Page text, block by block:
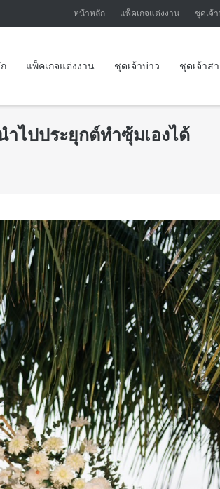
หน้าหลัก แพ็คเกจแต่งงาน ชุดเจ้
แพ็คเกจแต่งงาน ชุดเจ้าบ่าว ชุดเจ้าส
ไปประยุกต์ทำซุ้มเองได้